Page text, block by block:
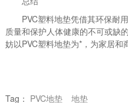
PVC塑料地垫凭借其环保耐
质量和保护人体健康的不可或缺
妨以PVC塑料地垫为*，为家居和
Tag： PVC地垫 地垫